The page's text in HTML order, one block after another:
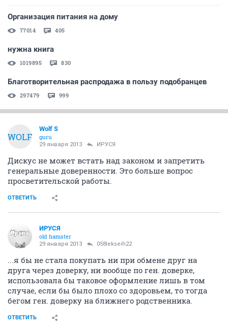
Организация питания на дому
77014 405
нужна книга
1019895 830
Благотворительная распродажа в пользу подобранцев
297479 999
WOLF
Wolf S
guru
29 января 2013 ИРУСЯ
Дискус не может встать над законом и запретить
генеральные доверенности. Это больше вопрос
просветительской работы.
ОТВЕТИТЬ
ИРУСЯ
old hamster
29 января 2013 058lekseih22
...я бы не стала покупать ни при обмене друг на
друга через доверку, ни вообще по ген. доверке,
использовала бы таковое оформление лишь в том
случае, если бы было плохо со здоровьем, то тогда
бегом ген. доверку на ближнего родственника.
ОТВЕТИТЬ